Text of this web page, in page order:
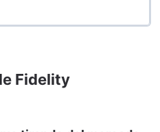
Fidelity